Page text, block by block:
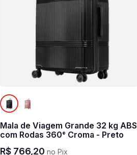
Mala de Viagem Grande 32 kg ABS
com Rodas 360° Croma - Preto
R$ 766,20 no Pix